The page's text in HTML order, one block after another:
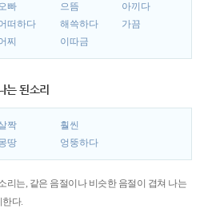
빠 으뜸
아끼다
떠하다 해쓱하다
가끔
찌 이따금
는 된소리
짝
훨씬
땅 엉뚱하다
리는, 같은 음절이나 비슷한 음절이 겹쳐 나는
한다.